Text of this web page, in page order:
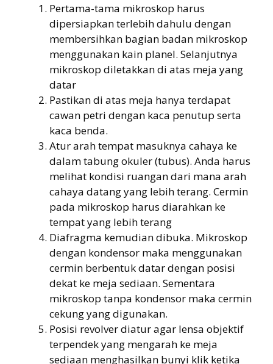
Pertama-tama mikroskop harus
dipersiapkan terlebih dahulu dengan
membersihkan bagian badan mikroskop
menggunakan kain planel. Selanjutnya
mikroskop diletakkan di atas meja yang
datar
Pastikan di atas meja hanya terdapat
cawan petri dengan kaca penutup serta
kaca benda.
Atur arah tempat masuknya cahaya ke
dalam tabung okuler (tubus). Anda harus
melihat kondisi ruangan dari mana arah
cahaya datang yang lebih terang. Cermin
pada mikroskop harus diarahkan ke
tempat yang lebih terang
Diafragma kemudian dibuka. Mikroskop
dengan kondensor maka menggunakan
cermin berbentuk datar dengan posisi
dekat ke meja sediaan. Sementara
mikroskop tanpa kondensor maka cermin
cekung yang digunakan.
Posisi revolver diatur agar lensa objektif
terpendek yang mengarah ke meja
sediaan menghasilkan bunyi klik ketika